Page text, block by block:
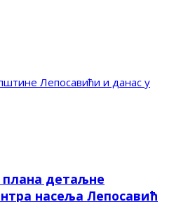
Лепосавићи и данас у
плана детаљне
насеља Лепосавић